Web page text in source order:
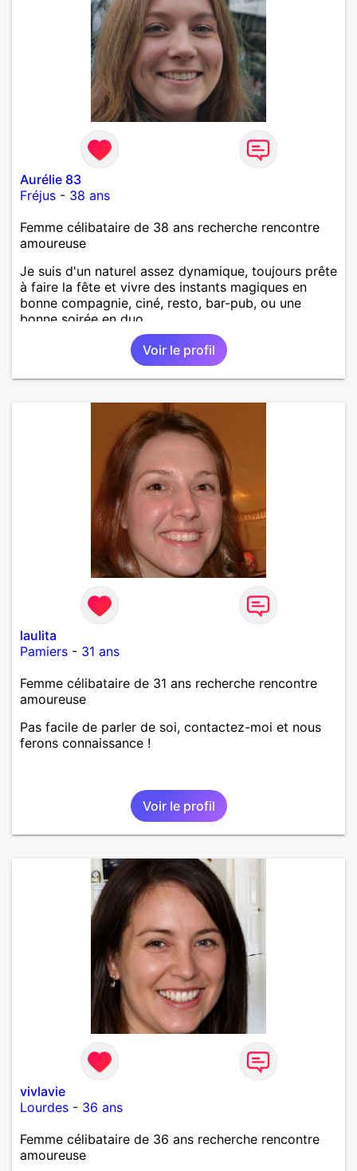
Aurélie 83
Fréjus - 38 ans
Femme célibataire de 38 ans recherche rencontre
amoureuse
Je suis d'un naturel assez dynamique, toujours prête
à faire la fête et vivre des instants magiques en
bonne compagnie, ciné, resto, bar-pub, ou une
bonne soirée en duo.
Voir le profil
laulita
Pamiers - 31 ans
Femme célibataire de 31 ans recherche rencontre
amoureuse
Pas facile de parler de soi, contactez-moi et nous
ferons connaissance !
Voir le profil
vivlavie
Lourdes - 36 ans
Femme célibataire de 36 ans recherche rencontre
amoureuse